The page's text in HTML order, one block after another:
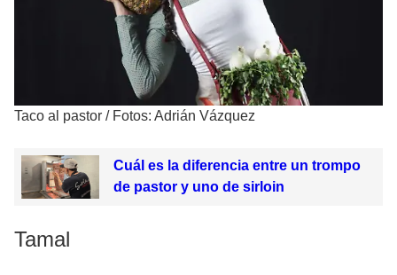
Taco al pastor / Fotos: Adrián Vázquez
Cuál es la diferencia entre un trompo
de pastor y uno de sirloin
Tamal